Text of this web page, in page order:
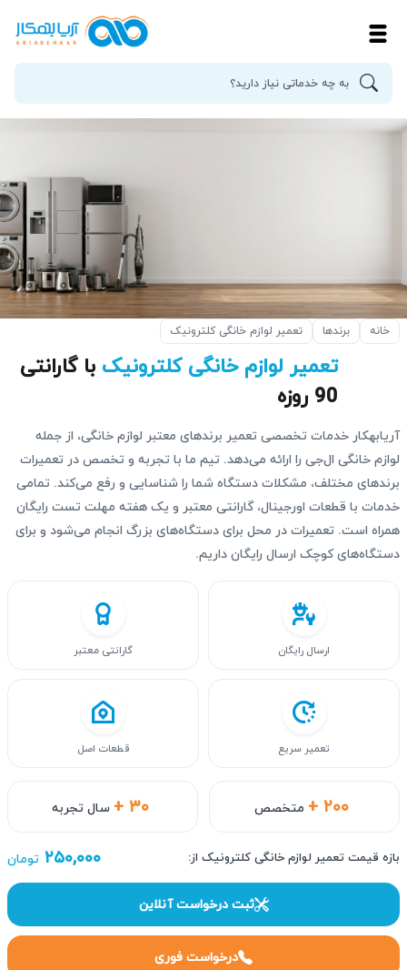
خانه برندها تعمیر لوازم خانگی کلترونیک
تعمیر لوازم خانگی کلترونیک با گارانتی
90 روزه
آریابهکار خدمات تخصصی تعمیر برندهای معتبر لوازم خانگی، از جمله
لوازم خانگی ال‌جی را ارائه می‌دهد. تیم ما با تجربه و تخصص در تعمیرات
برندهای مختلف، مشکلات دستگاه شما را شناسایی و رفع می‌کند. تمامی
خدمات با قطعات اورجینال، گارانتی معتبر و یک هفته مهلت تست رایگان
همراه است. تعمیرات در محل برای دستگاه‌های بزرگ انجام می‌شود و برای
دستگاه‌های کوچک ارسال رایگان داریم.
+ ۲۰۰ متخصص + ۳۰ سال تجربه
ارسال رایگان گارانتی معتبر
تعمیر سریع قطعات اصل
بازه قیمت تعمیر لوازم خانگی کلترونیک از: ۲۵۰,۰۰۰ تومان
ثبت درخواست آنلاین
درخواست فوری